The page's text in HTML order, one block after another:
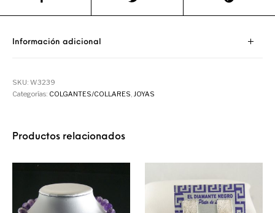
Información adicional
SKU:W3239
Categorías: COLGANTES/COLLARES,JOYAS
Productos relacionados